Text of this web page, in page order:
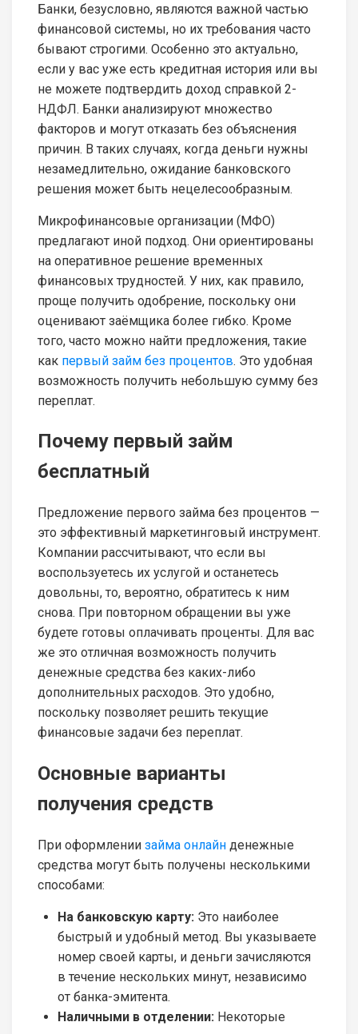
Банки, безусловно, являются важной частью
финансовой системы, но их требования часто
бывают строгими. Особенно это актуально,
если у вас уже есть кредитная история или вы
не можете подтвердить доход справкой 2-
НДФЛ. Банки анализируют множество
факторов и могут отказать без объяснения
причин. В таких случаях, когда деньги нужны
незамедлительно, ожидание банковского
решения может быть нецелесообразным.
Микрофинансовые организации (МФО)
предлагают иной подход. Они ориентированы
на оперативное решение временных
финансовых трудностей. У них, как правило,
проще получить одобрение, поскольку они
оценивают заёмщика более гибко. Кроме
того, часто можно найти предложения, такие
как первый займ без процентов. Это удобная
возможность получить небольшую сумму без
переплат.
Почему первый займ
бесплатный
Предложение первого займа без процентов —
это эффективный маркетинговый инструмент.
Компании рассчитывают, что если вы
воспользуетесь их услугой и останетесь
довольны, то, вероятно, обратитесь к ним
снова. При повторном обращении вы уже
будете готовы оплачивать проценты. Для вас
же это отличная возможность получить
денежные средства без каких-либо
дополнительных расходов. Это удобно,
поскольку позволяет решить текущие
финансовые задачи без переплат.
Основные варианты
получения средств
При оформлении займа онлайн денежные
средства могут быть получены несколькими
способами:
На банковскую карту: Это наиболее
быстрый и удобный метод. Вы указываете
номер своей карты, и деньги зачисляются
в течение нескольких минут, независимо
от банка-эмитента.
Наличными в отделении: Некоторые